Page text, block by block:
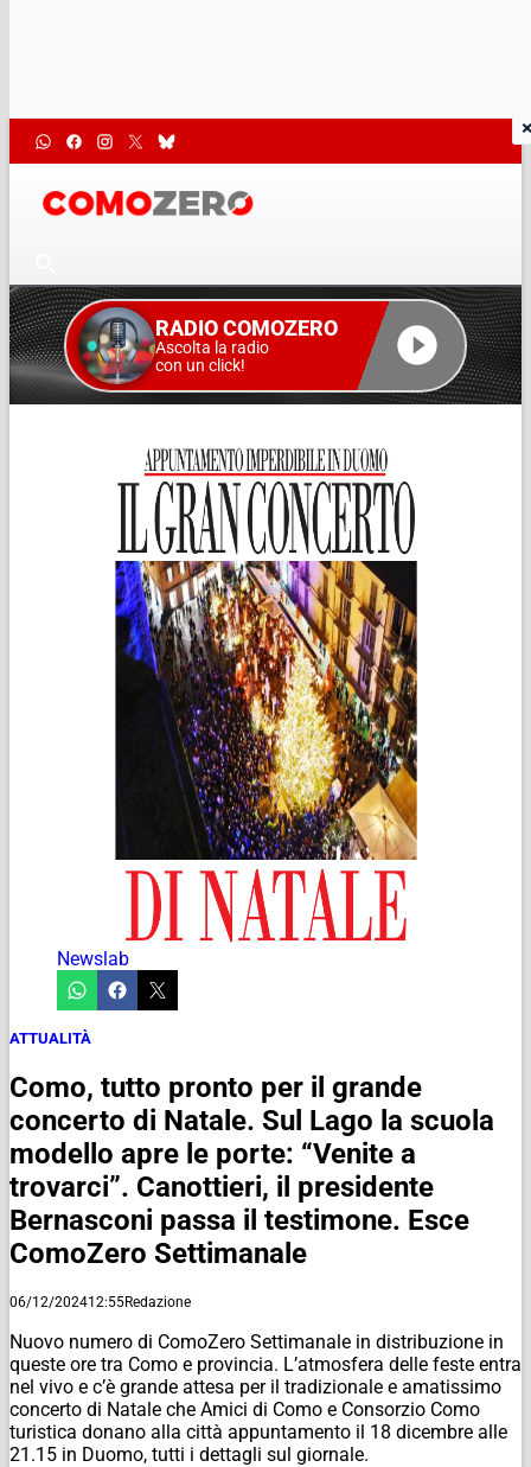
RADIO COMOZERO
Ascolta la radio
con un click!
Newslab
ATTUALITÀ
Como, tutto pronto per il grande
concerto di Natale. Sul Lago la scuola
modello apre le porte: “Venite a
trovarci”. Canottieri, il presidente
Bernasconi passa il testimone. Esce
ComoZero Settimanale
06/12/202412:55Redazione
Nuovo numero di ComoZero Settimanale in distribuzione in
queste ore tra Como e provincia. L’atmosfera delle feste entra
nel vivo e c’è grande attesa per il tradizionale e amatissimo
concerto di Natale che Amici di Como e Consorzio Como
turistica donano alla città appuntamento il 18 dicembre alle
21.15 in Duomo, tutti i dettagli sul giornale.